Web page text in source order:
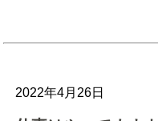
2022年4月26日